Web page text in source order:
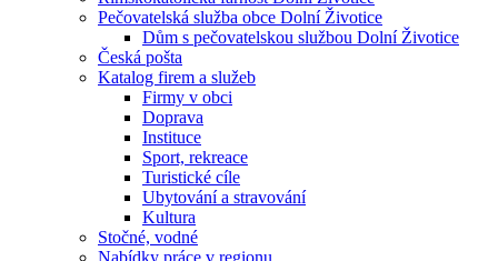
Pečovatelská služba obce Dolní Životice
Dům s pečovatelskou službou Dolní Životice
Česká pošta
Katalog firem a služeb
Firmy v obci
Doprava
Instituce
Sport, rekreace
Turistické cíle
Ubytování a stravování
Kultura
Stočné, vodné
Nabídky práce v regionu